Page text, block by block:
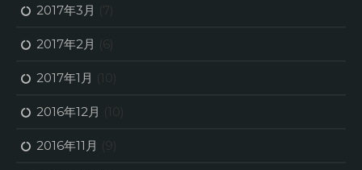
2017年3月 (7)
2017年2月 (6)
2017年1月 (10)
2016年12月 (10)
2016年11月 (9)